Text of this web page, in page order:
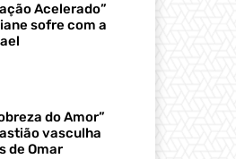
Acelerado”
sofre com a
do Amor”
vasculha
de Omar